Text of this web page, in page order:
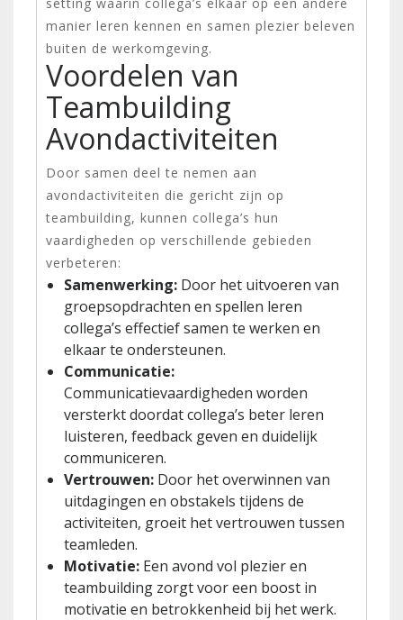
manier leren kennen en samen plezier beleven
buiten de werkomgeving.
Voordelen van
Teambuilding
Avondactiviteiten
Door samen deel te nemen aan
avondactiviteiten die gericht zijn op
teambuilding, kunnen collega’s hun
vaardigheden op verschillende gebieden
verbeteren:
Samenwerking: Door het uitvoeren van
groepsopdrachten en spellen leren
collega’s effectief samen te werken en
elkaar te ondersteunen.
Communicatie:
Communicatievaardigheden worden
versterkt doordat collega’s beter leren
luisteren, feedback geven en duidelijk
communiceren.
Vertrouwen: Door het overwinnen van
uitdagingen en obstakels tijdens de
activiteiten, groeit het vertrouwen tussen
teamleden.
Motivatie: Een avond vol plezier en
teambuilding zorgt voor een boost in
motivatie en betrokkenheid bij het werk.